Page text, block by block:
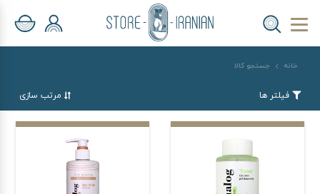
خانه جستجو کالا
فیلتر ها مرتب سازی